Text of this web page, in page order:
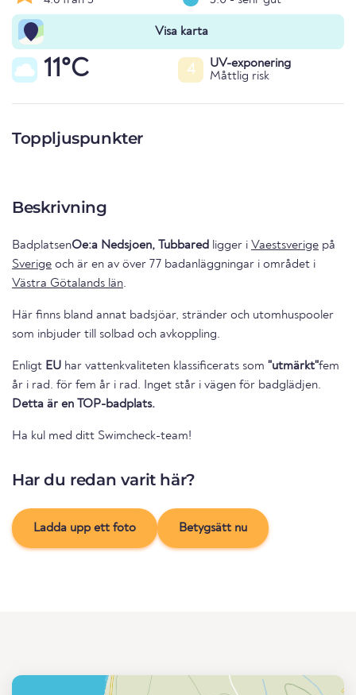
Visa karta
11°C 4
UV-exponering
Måttlig risk
Toppljuspunkter
Beskrivning
BadplatsenOe:a Nedsjoen, Tubbared ligger i Vaestsverige på
Sverige och är en av över 77 badanläggningar i området i
Västra Götalands län.
Här finns bland annat badsjöar, stränder och utomhuspooler
som inbjuder till solbad och avkoppling.
Enligt EU har vattenkvaliteten klassificerats som "utmärkt"fem
år i rad. för fem år i rad. Inget står i vägen för badglädjen.
Detta är en TOP-badplats.
Ha kul med ditt Swimcheck-team!
Har du redan varit här?
Ladda upp ett foto Betygsätt nu